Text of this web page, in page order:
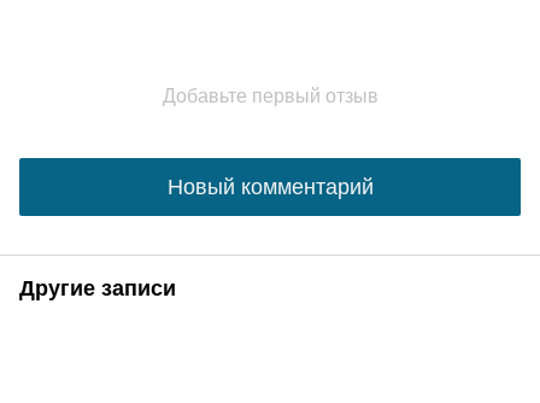
Добавьте первый отзыв
Новый комментарий
Другие записи